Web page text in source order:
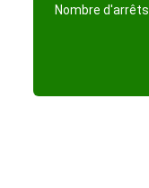
Nombre d'arrêts